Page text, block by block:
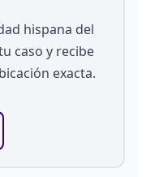
hispana del
caso y recibe
exacta.